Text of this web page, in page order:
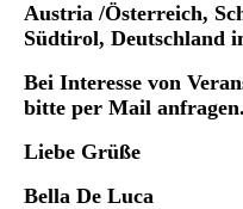
Austria /Österreich,
Südtirol, Deutschland
Bei Interesse von
bitte per Mail anfragen.
Liebe Grüße
Bella De Luca